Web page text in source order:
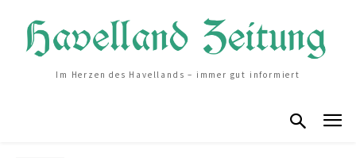
Im Herzen des Havellands – immer gut informiert